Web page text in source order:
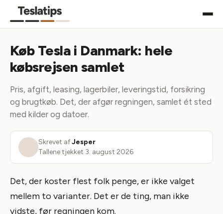
Køb Tesla i Danmark: hele
købsrejsen samlet
Pris, afgift, leasing, lagerbiler, leveringstid, forsikring
og brugtkøb. Det, der afgør regningen, samlet ét sted
med kilder og datoer.
Skrevet afJesper
Tallene tjekket 3. august 2026
Det, der koster flest folk penge, er ikke valget
mellem to varianter. Det er de ting, man ikke
vidste, før regningen kom.